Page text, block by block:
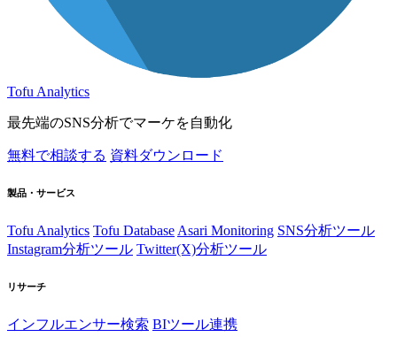
Tofu Analytics
最先端のSNS分析でマーケを自動化
無料で相談する 資料ダウンロード
製品・サービス
Tofu Analytics Tofu Database Asari Monitoring SNS分析ツール
Instagram分析ツール Twitter(X)分析ツール
リサーチ
インフルエンサー検索 BIツール連携